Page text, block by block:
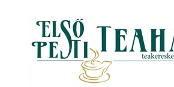
tartalomhoz